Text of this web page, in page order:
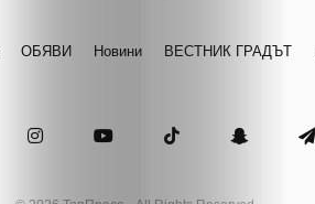
ОБЯВИ Новини ВЕСТНИК ГРАДЪТ